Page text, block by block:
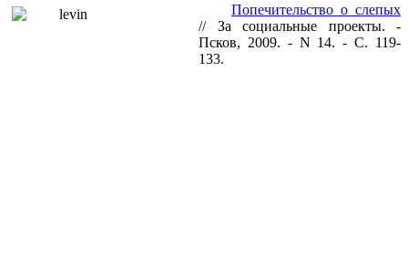
Попечительство о слепых
// За социальные проекты. -
Псков, 2009. - N 14. - С. 119-
133.